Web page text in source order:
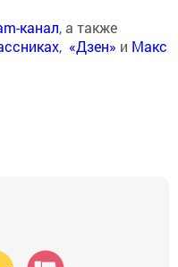
канал, а также
, «Дзен» и Макс